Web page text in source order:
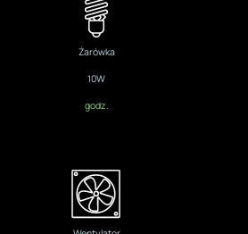
Żarówka
10W
godz.